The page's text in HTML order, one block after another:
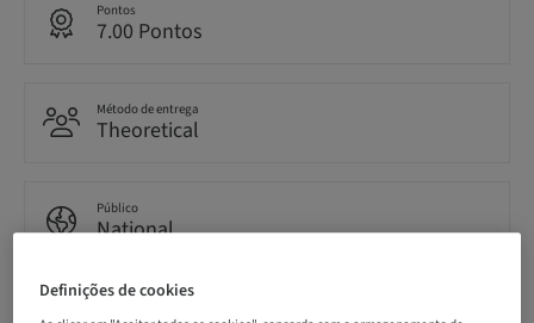
Pontos
7.00 Pontos
Método de entrega
Theoretical
Público
National
Definições de cookies